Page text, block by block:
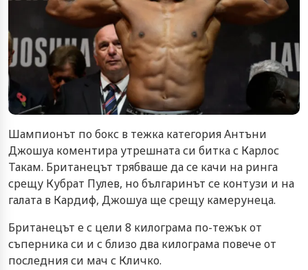
Шампионът по бокс в тежка категория Антъни
Джошуа коментира утрешната си битка с Карлос
Такам. Британецът трябваше да се качи на ринга
срещу Кубрат Пулев, но българинът се контузи и на
галата в Кардиф, Джошуа ще срещу камерунеца.
Британецът е с цели 8 килограма по-тежък от
съперника си и с близо два килограма повече от
последния си мач с Кличко.